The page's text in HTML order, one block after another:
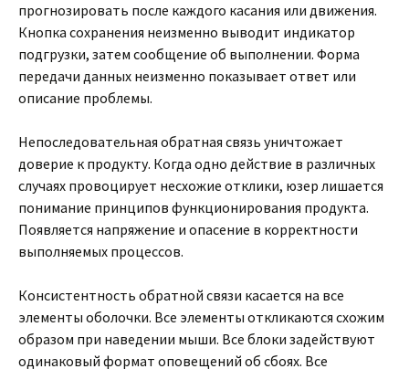
прогнозировать после каждого касания или движения.
Кнопка сохранения неизменно выводит индикатор
подгрузки, затем сообщение об выполнении. Форма
передачи данных неизменно показывает ответ или
описание проблемы.
Непоследовательная обратная связь уничтожает
доверие к продукту. Когда одно действие в различных
случаях провоцирует несхожие отклики, юзер лишается
понимание принципов функционирования продукта.
Появляется напряжение и опасение в корректности
выполняемых процессов.
Консистентность обратной связи касается на все
элементы оболочки. Все элементы откликаются схожим
образом при наведении мыши. Все блоки задействуют
одинаковый формат оповещений об сбоях. Все